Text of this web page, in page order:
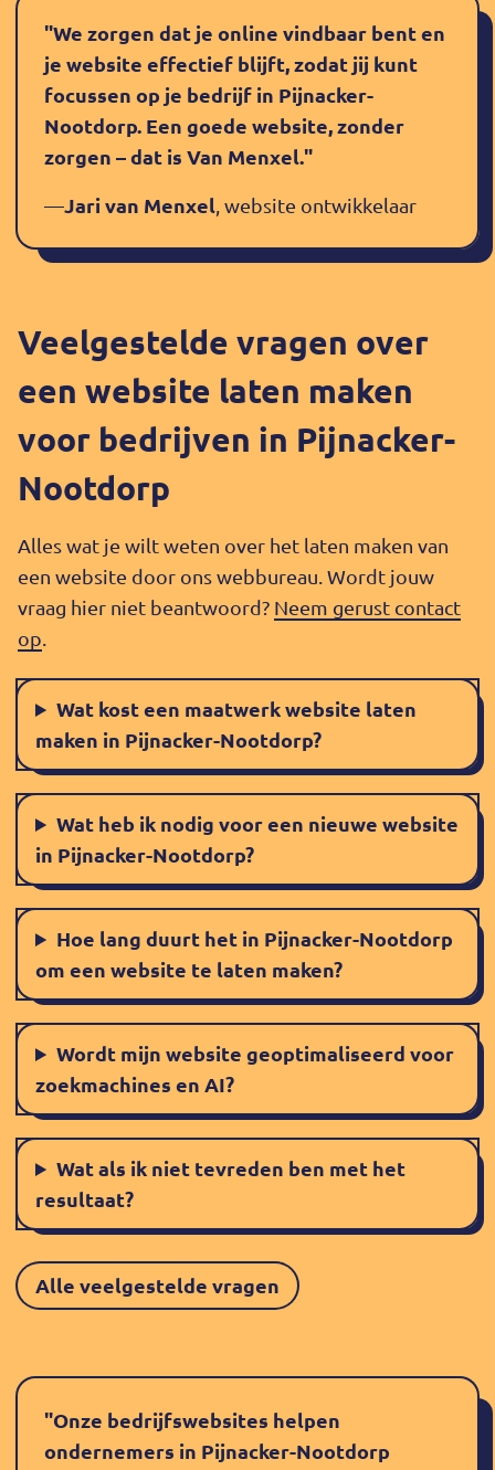
"We zorgen dat je online vindbaar bent en
je website effectief blijft, zodat jij kunt
focussen op je bedrijf in Pijnacker-
Nootdorp. Een goede website, zonder
zorgen – dat is Van Menxel."
—Jari van Menxel , website ontwikkelaar
Veelgestelde vragen over
een website laten maken
voor bedrijven in Pijnacker-
Nootdorp
Alles wat je wilt weten over het laten maken van
een website door ons webbureau. Wordt jouw
vraag hier niet beantwoord? Neem gerust contact
op
Wat kost een maatwerk website laten
maken in Pijnacker-Nootdorp?
Wat heb ik nodig voor een nieuwe website
in Pijnacker-Nootdorp?
Hoe lang duurt het in Pijnacker-Nootdorp
om een website te laten maken?
Wordt mijn website geoptimaliseerd voor
zoekmachines en AI?
Wat als ik niet tevreden ben met het
resultaat?
Alle veelgestelde vragen
"Onze bedrijfswebsites helpen
ondernemers in Pijnacker-Nootdorp